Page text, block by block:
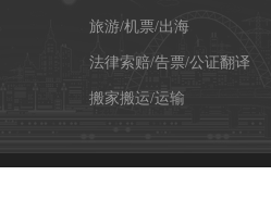
旅游/机票/出海
法律索赔/告票/公证翻译
搬家搬运/运输